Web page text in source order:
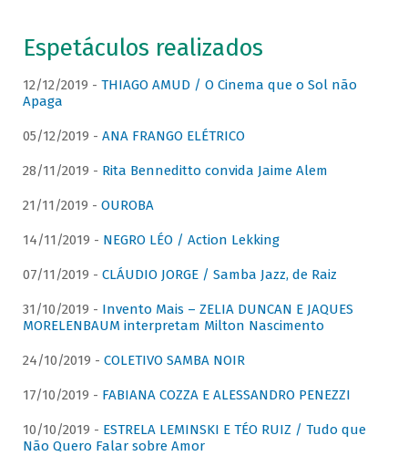
Espetáculos realizados
12/12/2019 - THIAGO AMUD / O Cinema que o Sol não
Apaga
05/12/2019 - ANA FRANGO ELÉTRICO
28/11/2019 - Rita Benneditto convida Jaime Alem
21/11/2019 - OUROBA
14/11/2019 - NEGRO LÉO / Action Lekking
07/11/2019 - CLÁUDIO JORGE / Samba Jazz, de Raiz
31/10/2019 - Invento Mais – ZELIA DUNCAN E JAQUES
MORELENBAUM interpretam Milton Nascimento
24/10/2019 - COLETIVO SAMBA NOIR
17/10/2019 - FABIANA COZZA E ALESSANDRO PENEZZI
10/10/2019 - ESTRELA LEMINSKI E TÉO RUIZ / Tudo que
Não Quero Falar sobre Amor